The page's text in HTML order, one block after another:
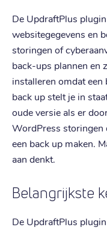
De UpdraftPlus
websitegegevens en
storingen of
back-ups plannen en
installeren omdat een
back up stelt je in
oude versie als er
WordPress storingen
een back up maken.
aan denkt.
Belangrijkste
De UpdraftPlus